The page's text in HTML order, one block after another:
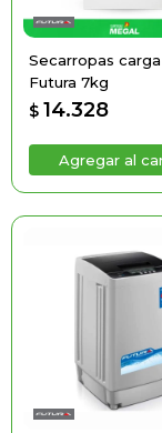
Secarropas
Futura 7kg
$ 14.328